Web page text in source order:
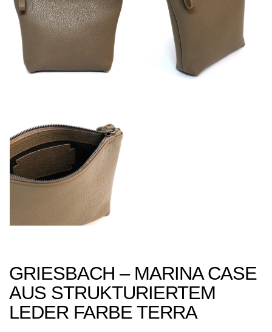
GRIESBACH – MARINA CASE
AUS STRUKTURIERTEM
LEDER FARBE TERRA